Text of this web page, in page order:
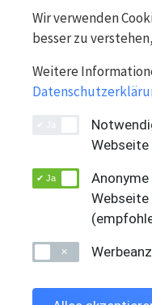
Swiss Solution Group AG
Bahnhofstrasse 66
+41 (0)56 616 99 66
Wir verwenden
besser zu
Weitere
Webseite
Webseite